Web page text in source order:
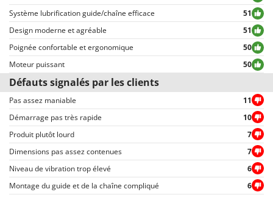
des données personnelles.
Tous les commentaires, qu’ils soient positifs ou négatifs, peuvent être
consultés rapidement par nos visiteurs, grâce également aux filtres qui
permettent une sélection rapide, comme par exemple celui permettant de
choisir entre avis positifs et négatifs.
Système lubrification guide/chaîne efficace
51
Design moderne et agréable
51
Poignée confortable et ergonomique
50
Moteur puissant
50
Défauts signalés par les clients
Pas assez maniable
11
Démarrage pas très rapide
10
Produit plutôt lourd
7
Dimensions pas assez contenues
7
Niveau de vibration trop élevé
6
Montage du guide et de la chaîne compliqué
6